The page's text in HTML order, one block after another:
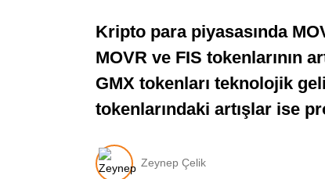
Kripto para piyasasında
MOVR ve FIS tokenlarının
GMX tokenları teknolojik
tokenlarındaki artışlar ise
Zeynep Çelik